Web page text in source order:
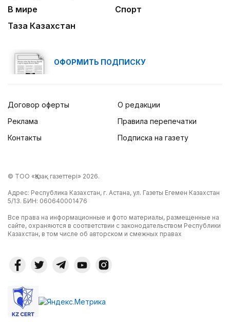
В мире
Спорт
Таза Казахстан
ОФОРМИТЬ ПОДПИСКУ
Договор оферты
Реклама
Контакты
О редакции
Правила перепечатки
Подписка на газету
© ТОО «Қазақ газеттері» 2026.
Адрес: Республика Казахстан, г. Астана, ул. Газеты Егемен Казахстан
5/13. БИН: 060640001476
Все права на информационные и фото материалы, размещенные на
сайте, охраняются в соответствии с законодательством Республики
Казахстан, в том числе об авторском и смежных правах